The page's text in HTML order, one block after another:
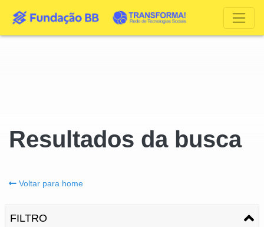
Resultados da busca
Voltar para home
FILTRO